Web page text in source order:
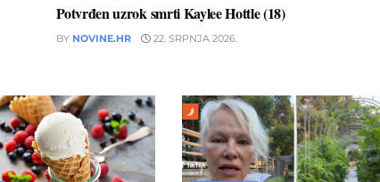
Potvrđen uzrok smrti Kaylee Hottle (18)
BY NOVINE.HR 22. SRPNJA 2026.